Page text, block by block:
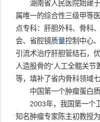
湖南省人民医院始建于
属唯一的综合性三级甲等
点专科：肝胆外科、骨科
会、省腔镜质量控制中心
引流术治疗肝胆管结石，
人造股骨的“人工全髋关节
等，填补了省内骨科领域七
中国第一个肿瘤蛋白质
2003年，我国第一个卫
知名肿瘤专家陈主初教授